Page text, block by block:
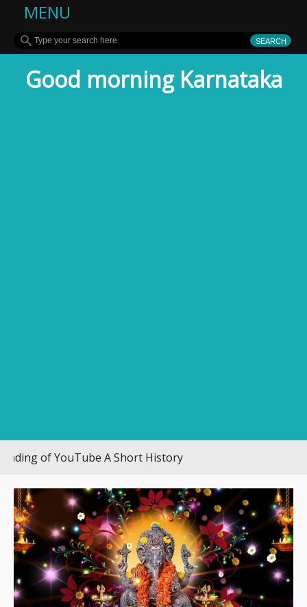
MENU
Good morning Karnataka
of YouTube A Short History